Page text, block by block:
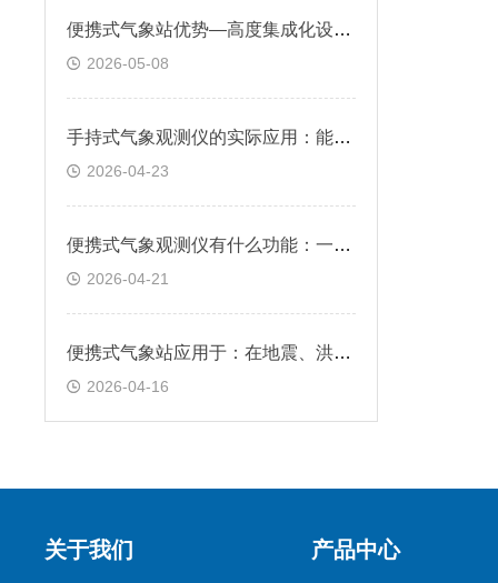
便携式气象站优势—高度集成化设计，支持快速部署，适用于应急监测等场景
2026-05-08
手持式气象观测仪的实际应用：能快速提供实时气象信息，助力用户科学决策
2026-04-23
便携式气象观测仪有什么功能：一键启动即可自动测量，数据直观显示于屏幕
2026-04-21
便携式气象站应用于：在地震、洪水等灾害现场，保障救援行动的安全和高效
2026-04-16
关于我们 产品中心